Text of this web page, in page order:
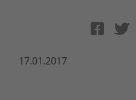
17.01.2017